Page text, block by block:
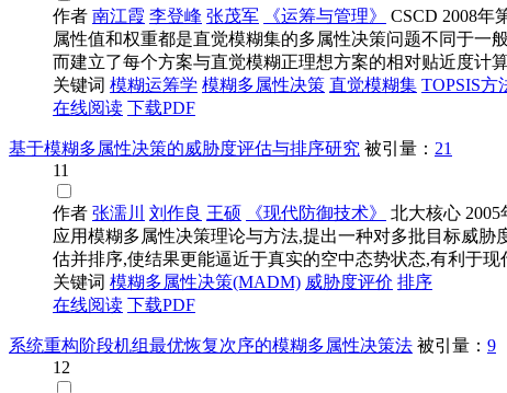
作者 南江霞 李登峰 张茂军 《运筹与管理》 CSCD 2008年
属性值和权重都是直觉模糊集的多属性决策问题不同于一
而建立了每个方案与直觉模糊正理想方案的相对贴近度计
关键词 模糊运筹学 模糊多属性决策 直觉模糊集 TOPSIS方
在线阅读 下载PDF
基于模糊多属性决策的威胁度评估与排序研究 被引量： 21
11
作者 张濡川 刘作良 王硕 《现代防御技术》 北大核心 2005
应用模糊多属性决策理论与方法,提出一种对多批目标威
估并排序,使结果更能逼近于真实的空中态势状态,有利于现
关键词 模糊多属性决策(MADM) 威胁度评价 排序
在线阅读 下载PDF
系统重构阶段机组最优恢复次序的模糊多属性决策法 被引量： 9
12